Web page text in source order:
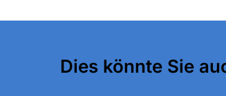
Dies könnte Sie